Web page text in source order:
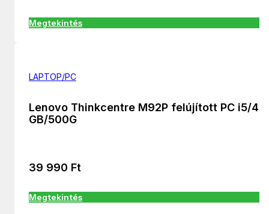
Megtekintés
LAPTOP/PC
Lenovo Thinkcentre M92P felújított PC i5/4
GB/500G
39 990 Ft
Megtekintés